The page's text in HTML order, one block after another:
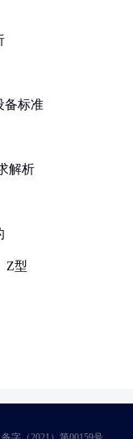
备标准
解析
Z型